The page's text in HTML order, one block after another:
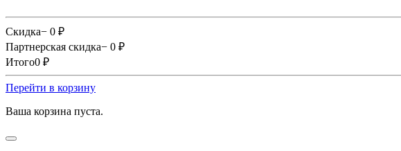
Скидка− 0 ₽
Партнерская скидка− 0 ₽
Итого0 ₽
Перейти в корзину
Ваша корзина пуста.